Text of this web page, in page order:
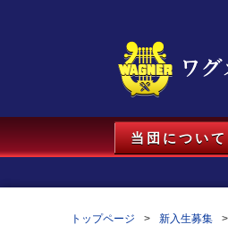
当団について
トップページ 新入生募集